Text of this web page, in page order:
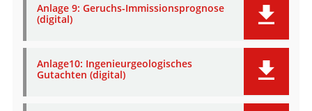
Anlage 9: Geruchs-Immissionsprognose
(digital)
Anlage10: Ingenieurgeologisches
Gutachten (digital)